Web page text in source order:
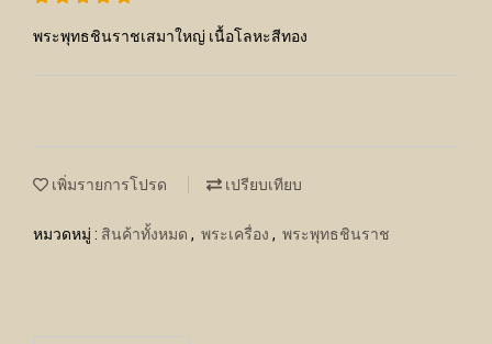
พระพุทธชินราชเสมาใหญ่ เนื้อโลหะสีทอง
เพิ่มรายการโปรด เปรียบเทียบ
หมวดหมู่ : สินค้าทั้งหมด , พระเครื่อง , พระพุทธชินราช